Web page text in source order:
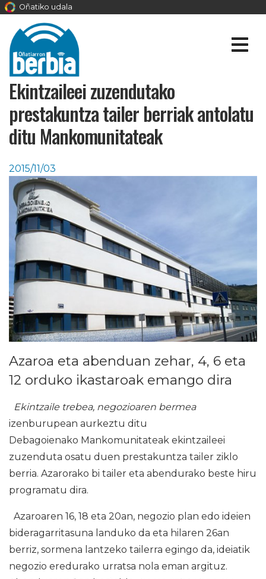
Oñatiko udala
Ekintzaileei zuzendutako
prestakuntza tailer berriak antolatu
ditu Mankomunitateak
2015/11/03
Azaroa eta abenduan zehar, 4, 6 eta
12 orduko ikastaroak emango dira
Ekintzaile trebea, negozioaren bermea
izenburupean aurkeztu ditu
Debagoienako Mankomunitateak ekintzaileei
zuzenduta osatu duen prestakuntza tailer ziklo
berria. Azarorako bi tailer eta abendurako beste hiru
programatu dira.
Azaroaren 16, 18 eta 20an, negozio plan edo ideien
bideragarritasuna landuko da eta hilaren 26an
berriz, sormena lantzeko tailerra egingo da, ideiatik
negozio eredurako urratsa nola eman argituz.